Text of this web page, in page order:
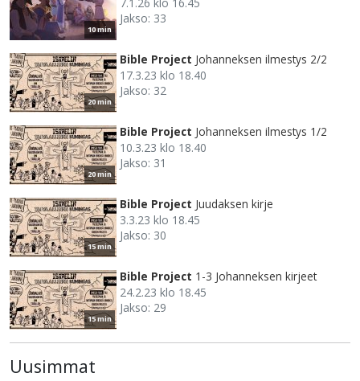
10 min
Jakso: 33
20 min
Bible Project Johanneksen ilmestys 2/2
17.3.23 klo 18.40
Jakso: 32
20 min
Bible Project Johanneksen ilmestys 1/2
10.3.23 klo 18.40
Jakso: 31
15 min
Bible Project Juudaksen kirje
3.3.23 klo 18.45
Jakso: 30
15 min
Bible Project 1-3 Johanneksen kirjeet
24.2.23 klo 18.45
Jakso: 29
Uusimmat